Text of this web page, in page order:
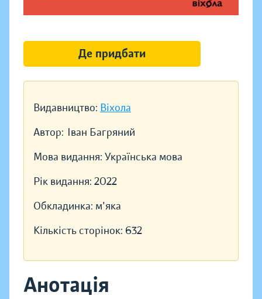
Видавництво: Віхола
Автор: Іван Багряний
Мова видання: Українська мова
Рік видання: 2022
Обкладинка: м'яка
Кількість сторінок: 632
Анотація
Де придбати